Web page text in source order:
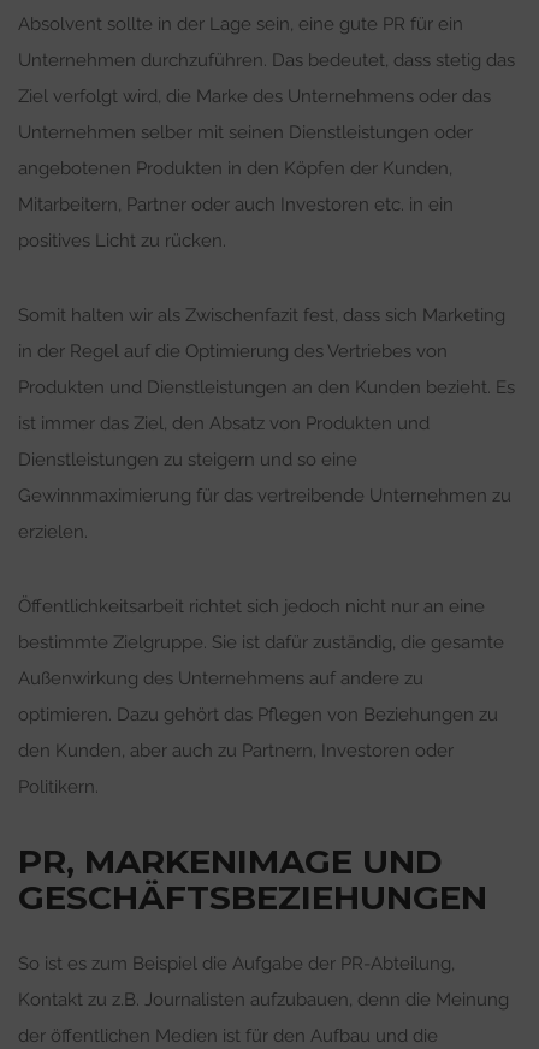
Absolvent sollte in der Lage sein, eine gute PR für ein
Unternehmen durchzuführen. Das bedeutet, dass stetig das
Ziel verfolgt wird, die Marke des Unternehmens oder das
Unternehmen selber mit seinen Dienstleistungen oder
angebotenen Produkten in den Köpfen der Kunden,
Mitarbeitern, Partner oder auch Investoren etc. in ein
positives Licht zu rücken.
Somit halten wir als Zwischenfazit fest, dass sich Marketing
in der Regel auf die Optimierung des Vertriebes von
Produkten und Dienstleistungen an den Kunden bezieht. Es
ist immer das Ziel, den Absatz von Produkten und
Dienstleistungen zu steigern und so eine
Gewinnmaximierung für das vertreibende Unternehmen zu
erzielen.
Öffentlichkeitsarbeit richtet sich jedoch nicht nur an eine
bestimmte Zielgruppe. Sie ist dafür zuständig, die gesamte
Außenwirkung des Unternehmens auf andere zu
optimieren. Dazu gehört das Pflegen von Beziehungen zu
den Kunden, aber auch zu Partnern, Investoren oder
Politikern.
PR, MARKENIMAGE UND
GESCHÄFTSBEZIEHUNGEN
So ist es zum Beispiel die Aufgabe der PR-Abteilung,
Kontakt zu z.B. Journalisten aufzubauen, denn die Meinung
der öffentlichen Medien ist für den Aufbau und die